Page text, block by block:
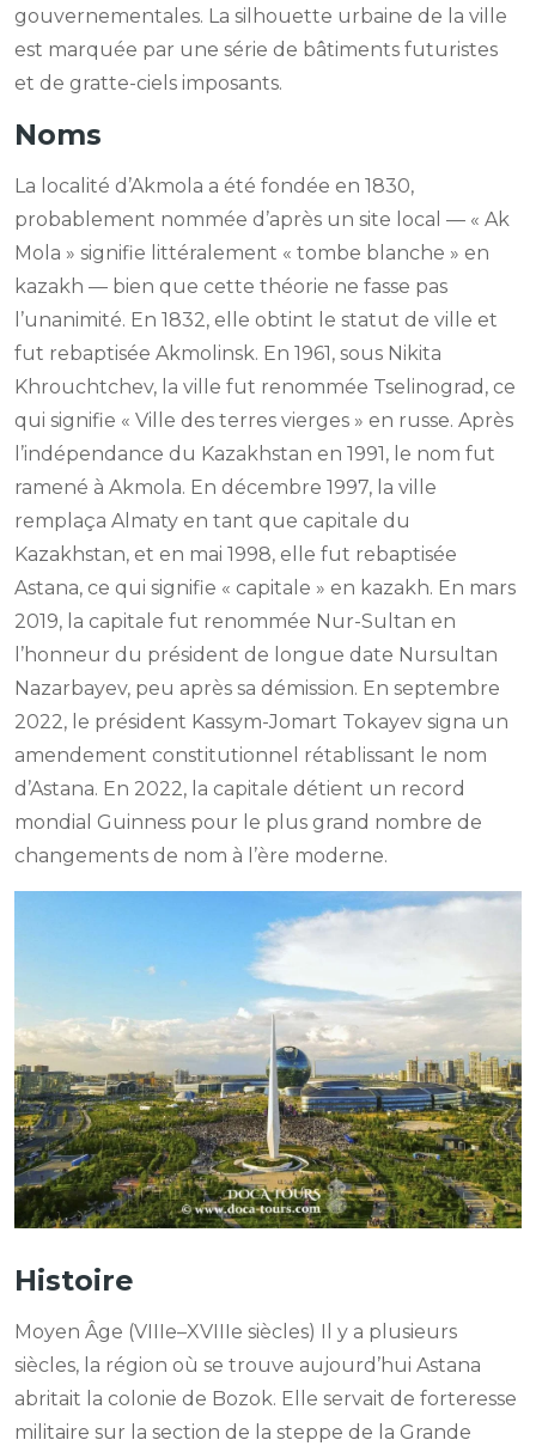
gouvernementales. La silhouette urbaine de la ville
est marquée par une série de bâtiments futuristes
et de gratte-ciels imposants.
Noms
La localité d’Akmola a été fondée en 1830,
probablement nommée d’après un site local — « Ak
Mola » signifie littéralement « tombe blanche » en
kazakh — bien que cette théorie ne fasse pas
l’unanimité. En 1832, elle obtint le statut de ville et
fut rebaptisée Akmolinsk. En 1961, sous Nikita
Khrouchtchev, la ville fut renommée Tselinograd, ce
qui signifie « Ville des terres vierges » en russe. Après
l’indépendance du Kazakhstan en 1991, le nom fut
ramené à Akmola. En décembre 1997, la ville
remplaça Almaty en tant que capitale du
Kazakhstan, et en mai 1998, elle fut rebaptisée
Astana, ce qui signifie « capitale » en kazakh. En mars
2019, la capitale fut renommée Nur-Sultan en
l’honneur du président de longue date Nursultan
Nazarbayev, peu après sa démission. En septembre
2022, le président Kassym-Jomart Tokayev signa un
amendement constitutionnel rétablissant le nom
d’Astana. En 2022, la capitale détient un record
mondial Guinness pour le plus grand nombre de
changements de nom à l’ère moderne.
Histoire
Moyen Âge (VIIIe–XVIIIe siècles) Il y a plusieurs
siècles, la région où se trouve aujourd’hui Astana
abritait la colonie de Bozok. Elle servait de forteresse
militaire sur la section de la steppe de la Grande